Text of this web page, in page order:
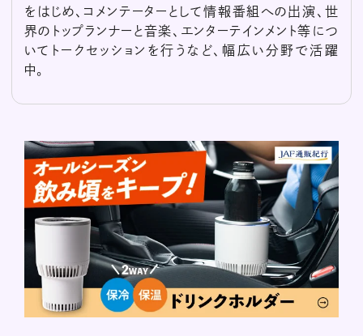
をはじめ、コメンテーターとして情報番組への出演、世
界のトップランナーと音楽、エンターテインメント等につ
いてトークセッションを行うなど、幅広い分野で活躍
中。